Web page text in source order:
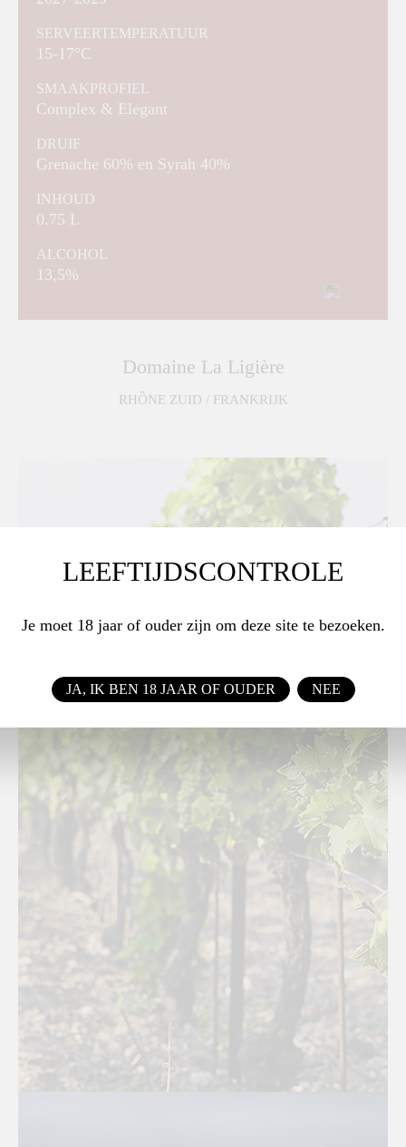
SERVEERTEMPERATUUR
15-17°C
SMAAKPROFIEL
Complex & Elegant
DRUIF
Grenache 60% en Syrah 40%
INHOUD
0.75 L
ALCOHOL
13,5%
Domaine La Ligière
RHÔNE ZUID / FRANKRIJK
LEEFTIJDSCONTROLE
Je moet 18 jaar of ouder zijn om deze site te bezoeken.
JA, IK BEN 18 JAAR OF OUDER NEE